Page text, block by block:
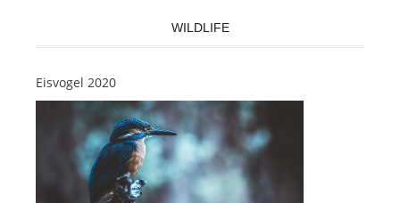
WILDLIFE
Eisvogel 2020